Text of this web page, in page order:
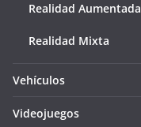
Realidad Aumentada
Realidad Mixta
Vehículos
Videojuegos